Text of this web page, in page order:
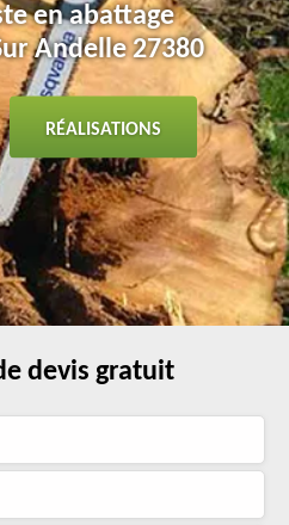
en abattage
Andelle 27380
RÉALISATIONS
devis gratuit